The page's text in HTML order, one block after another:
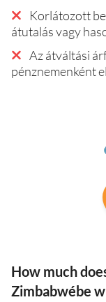
Korlátozott
átutalás vagy
Az átváltási
pénznemenként
How much
Zimbabwébe